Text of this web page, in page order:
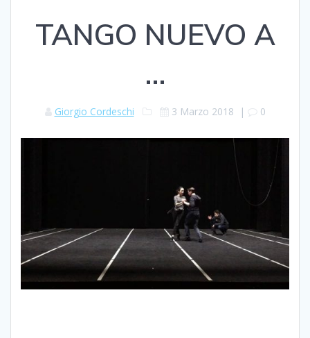
TANGO NUEVO A
…
Giorgio Cordeschi 3 Marzo 2018 | 0